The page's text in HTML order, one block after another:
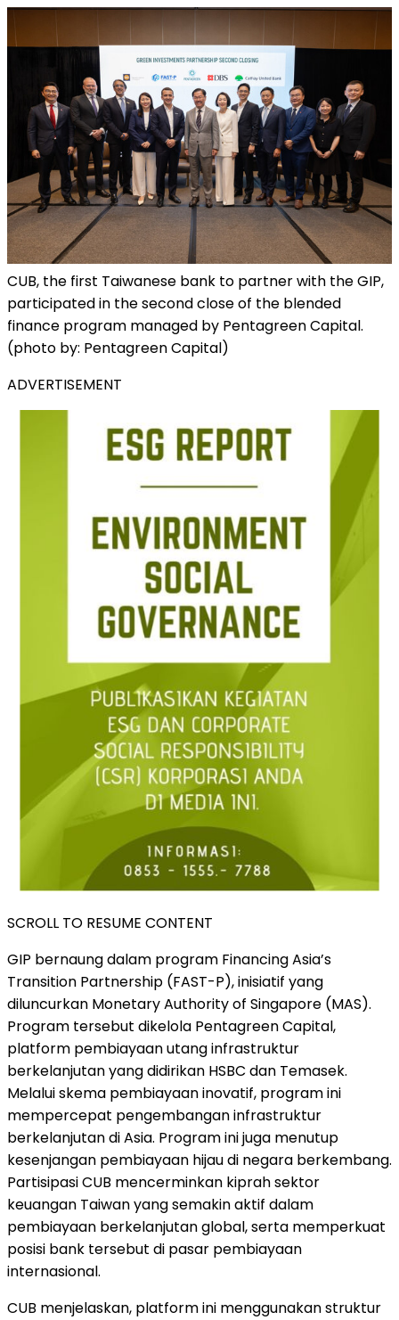
CUB, the first Taiwanese bank to partner with the GIP,
participated in the second close of the blended
finance program managed by Pentagreen Capital.
(photo by: Pentagreen Capital)
ADVERTISEMENT
SCROLL TO RESUME CONTENT
GIP bernaung dalam program Financing Asia’s
Transition Partnership (FAST-P), inisiatif yang
diluncurkan Monetary Authority of Singapore (MAS).
Program tersebut dikelola Pentagreen Capital,
platform pembiayaan utang infrastruktur
berkelanjutan yang didirikan HSBC dan Temasek.
Melalui skema pembiayaan inovatif, program ini
mempercepat pengembangan infrastruktur
berkelanjutan di Asia. Program ini juga menutup
kesenjangan pembiayaan hijau di negara berkembang.
Partisipasi CUB mencerminkan kiprah sektor
keuangan Taiwan yang semakin aktif dalam
pembiayaan berkelanjutan global, serta memperkuat
posisi bank tersebut di pasar pembiayaan
internasional.
CUB menjelaskan, platform ini menggunakan struktur